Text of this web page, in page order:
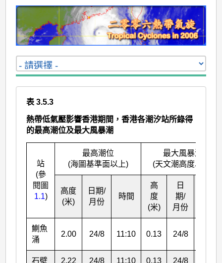
表 3.5.3
熱帶低氣壓影響香港期間，香港各潮汐站所錄得
的最高潮位及最大風暴潮
站
(參
閱圖
1.1)
最高潮位
(海圖基準面以上)
最大風暴潮
(天文潮高度以上)
高度
(米)
日期/
月份
時間
高
度
(米)
日
期/
月份
鰂 魚
涌
2.00 24/8 11:10 0.13 24/8
石壁 2.22 24/8 11:10 0.13 24/8